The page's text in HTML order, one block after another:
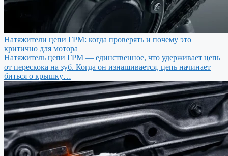
Натяжители цепи ГРМ: когда проверять и почему это
критично для мотора
Натяжитель цепи ГРМ — единственное, что удерживает цепь
от перескока на зуб. Когда он изнашивается, цепь начинает
биться о крышку…